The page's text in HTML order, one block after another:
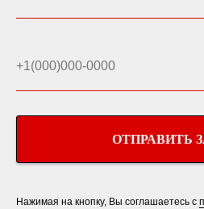
ОТПРАВИТЬ
Нажимая на кнопку, Вы соглашаетесь с